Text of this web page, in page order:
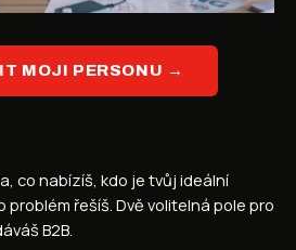
MOJI PERSONU →
co nabízíš, kdo je tvůj ideální
problém řešíš. Dvě volitelná pole pro
B2B.